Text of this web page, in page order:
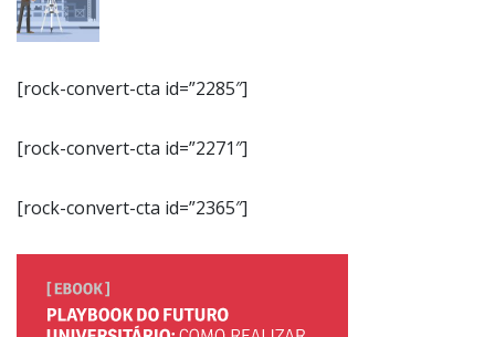
[rock-convert-cta id=”2285″]
[rock-convert-cta id=”2271″]
[rock-convert-cta id=”2365″]